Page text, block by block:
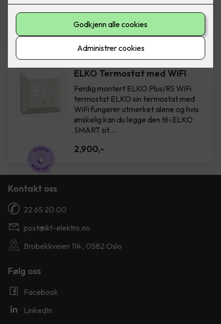
Bytte av termostat, til ELKO One
Inkludert montering.
2,950,-
ELKO Termostat med WIFI
Ferdig montert ELKO Plus/RS WiFi
termostat ELKO sin termostat med
WiFi fungerer utmerket alene og hvis
ønskelig kan du legge den til i ELKO
SMART sit…
2,900,-
Kontakt oss
22 65 20 00
post@ikt-elektro.no
Brobekkveien 114 , 0582 Oslo
Følg oss
Facebook
LinkedIn